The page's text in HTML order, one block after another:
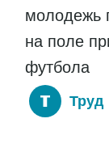
молодежь
на поле
футбола
Труд